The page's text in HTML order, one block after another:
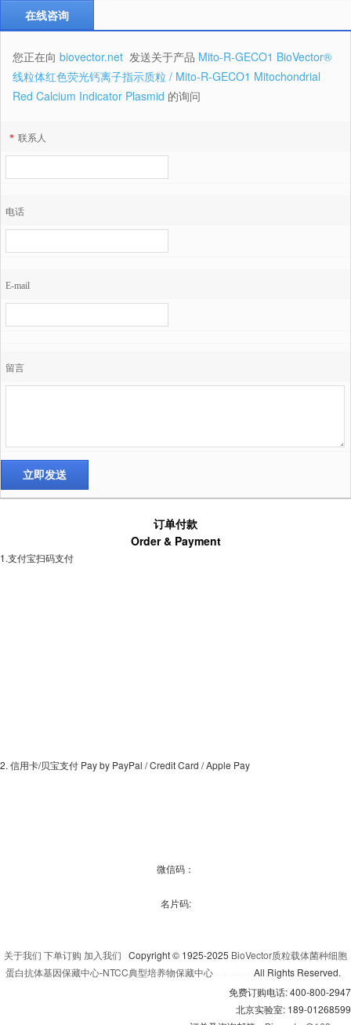
在线咨询
您正在向 biovector.net 发送关于产品 Mito-R-GECO1 BioVector®
线粒体红色荧光钙离子指示质粒 / Mito-R-GECO1 Mitochondrial
Red Calcium Indicator Plasmid 的询问
* 联系人
电话
E-mail
留言
订单付款
Order & Payment
1.支付宝扫码支付
2. 信用卡/贝宝支付 Pay by PayPal / Credit Card / Apple Pay
微信码：
名片码:
关于我们 下单订购 加入我们 Copyright © 1925-2025 BioVector质粒载体菌种细胞
蛋白抗体基因保藏中心-NTCC典型培养物保藏中心
All Rights Reserved.
免费订购电话: 400-800-2947
北京实验室: 189-01268599